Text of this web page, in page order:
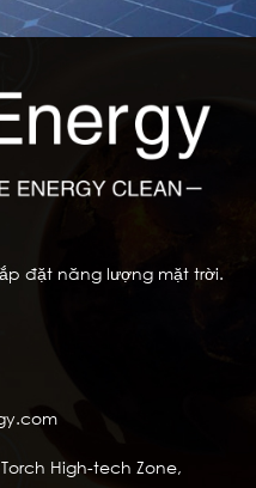
đặt năng lượng mặt trời.
High-tech Zone,